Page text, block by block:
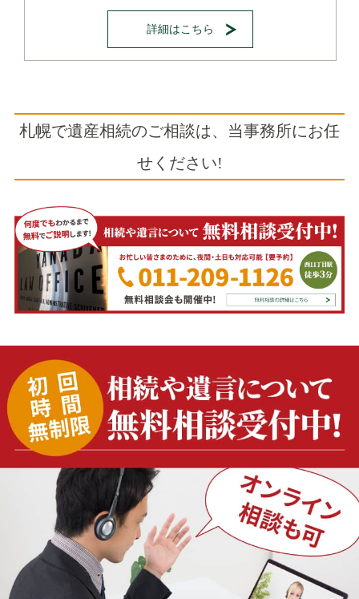
詳細はこちら
札幌で遺産相続のご相談は、当事務所にお任
せください!